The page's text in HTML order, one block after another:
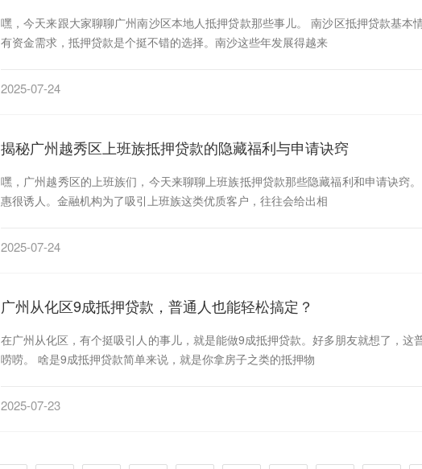
嘿，今天来跟大家聊聊广州南沙区本地人抵押贷款那些事儿。 南沙区抵押贷款基本
有资金需求，抵押贷款是个挺不错的选择。南沙这些年发展得越来
2025-07-24
揭秘广州越秀区上班族抵押贷款的隐藏福利与申请诀窍
嘿，广州越秀区的上班族们，今天来聊聊上班族抵押贷款那些隐藏福利和申请诀窍
惠很诱人。金融机构为了吸引上班族这类优质客户，往往会给出相
2025-07-24
广州从化区9成抵押贷款，普通人也能轻松搞定？
在广州从化区，有个挺吸引人的事儿，就是能做9成抵押贷款。好多朋友就想了，这
唠唠。 啥是9成抵押贷款简单来说，就是你拿房子之类的抵押物
2025-07-23